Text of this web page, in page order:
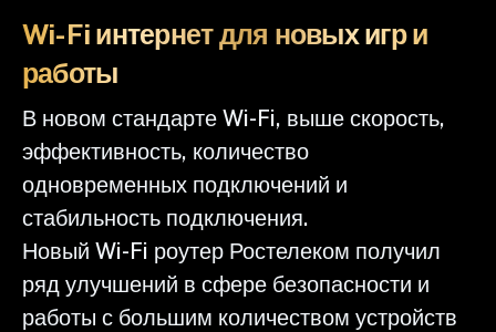
Wi-Fi интернет для новых игр и
работы
В новом стандарте Wi-Fi, выше скорость,
эффективность, количество
одновременных подключений и
стабильность подключения.
Новый Wi-Fi роутер Ростелеком получил
ряд улучшений в сфере безопасности и
работы с большим количеством устройств